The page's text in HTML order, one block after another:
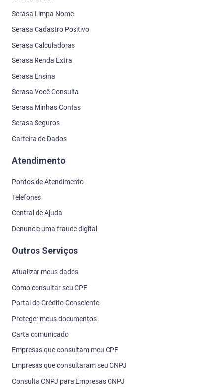
Serasa Limpa Nome
Serasa Cadastro Positivo
Serasa Calculadoras
Serasa Renda Extra
Serasa Ensina
Serasa Você Consulta
Serasa Minhas Contas
Serasa Seguros
Carteira de Dados
Atendimento
Pontos de Atendimento
Telefones
Central de Ajuda
Denuncie uma fraude digital
Outros Serviços
Atualizar meus dados
Como consultar seu CPF
Portal do Crédito Consciente
Proteger meus documentos
Carta comunicado
Empresas que consultam meu CPF
Empresas que consultaram seu CNPJ
Consulta CNPJ para Empresas CNPJ